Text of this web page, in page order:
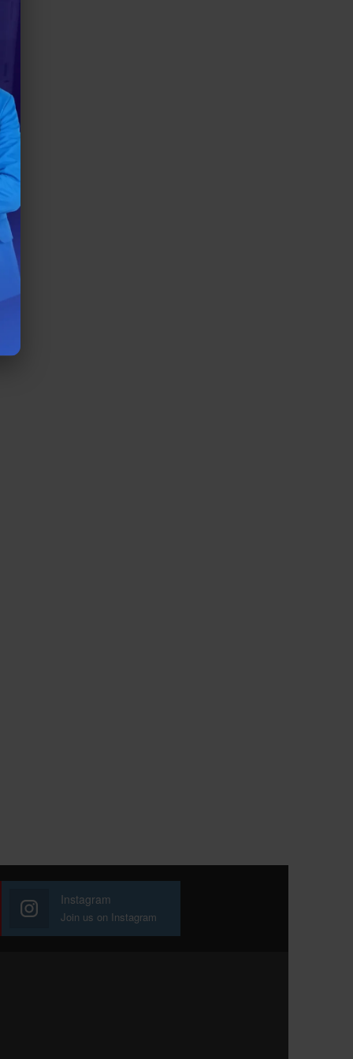
Instagram
Join us on Instagram